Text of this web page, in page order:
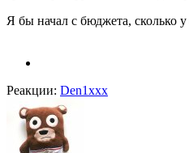
Я бы начал с бюджета, сколько у
Реакции: Den1xxx